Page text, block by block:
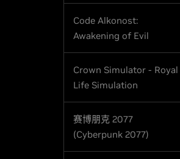
Code Alkonost:
Awakening of Evil
Crown Simulator - Royal
Life Simulation
赛博朋克 2077
(Cyberpunk 2077)